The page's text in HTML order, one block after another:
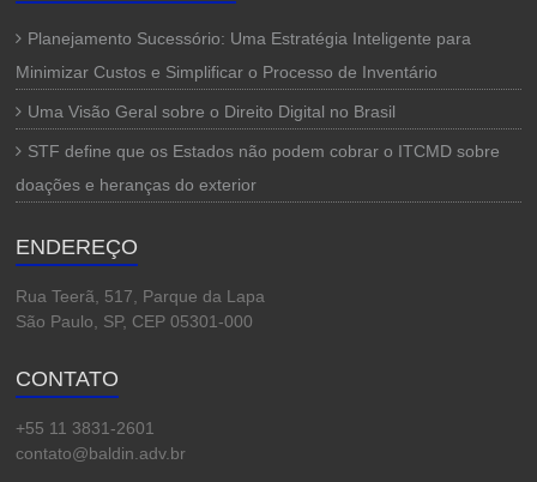
Planejamento Sucessório: Uma Estratégia Inteligente para
Minimizar Custos e Simplificar o Processo de Inventário
Uma Visão Geral sobre o Direito Digital no Brasil
STF define que os Estados não podem cobrar o ITCMD sobre
doações e heranças do exterior
ENDEREÇO
Rua Teerã, 517, Parque da Lapa
São Paulo, SP, CEP 05301-000
CONTATO
+55 11 3831-2601
contato@baldin.adv.br